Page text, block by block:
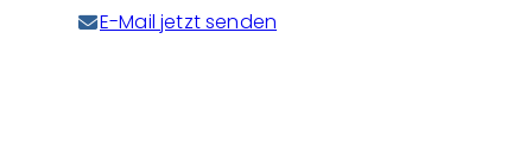
E-Mail jetzt senden